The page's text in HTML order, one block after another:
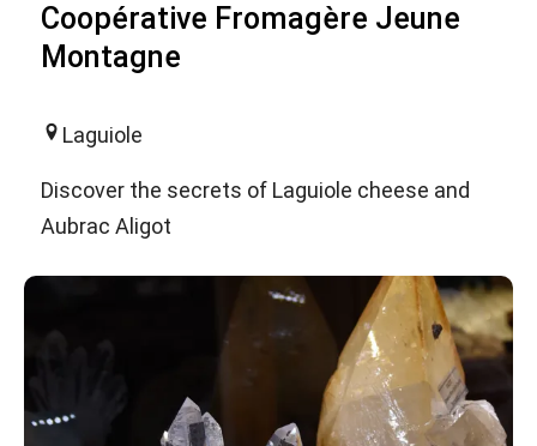
Coopérative Fromagère Jeune
Montagne
Laguiole
Discover the secrets of Laguiole cheese and
Aubrac Aligot